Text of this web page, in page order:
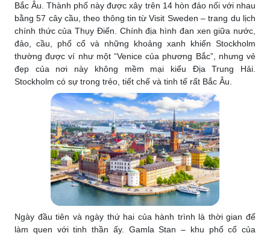
Bắc Âu. Thành phố này được xây trên 14 hòn đảo nối với nhau
bằng 57 cây cầu, theo thông tin từ Visit Sweden – trang du lịch
chính thức của Thụy Điển. Chính địa hình đan xen giữa nước,
đảo, cầu, phố cổ và những khoảng xanh khiến Stockholm
thường được ví như một “Venice của phương Bắc”, nhưng vẻ
đẹp của nơi này không mềm mại kiểu Địa Trung Hải.
Stockholm có sự trong trẻo, tiết chế và tinh tế rất Bắc Âu.
Ngày đầu tiên và ngày thứ hai của hành trình là thời gian để
làm quen với tinh thần ấy. Gamla Stan – khu phố cổ của